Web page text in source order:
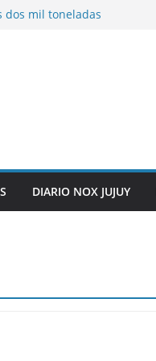
dos mil toneladas
general del
DIARIO NOX JUJUY